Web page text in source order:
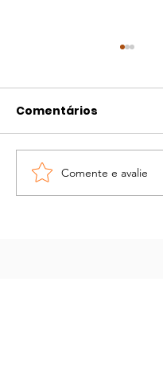
Portaria atualiza
regras para
Comentários
Comente e avalie